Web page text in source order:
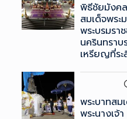
พิธีชัยมังคล
สมเด็จพระ
พระบรมรา
นครินทราบ
เหรียญที่ระ
พระบาทสม
พระนางเจ้